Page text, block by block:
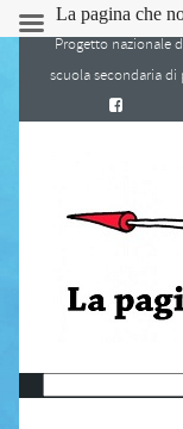
Progetto nazionale
scuola secondaria
La pagina che